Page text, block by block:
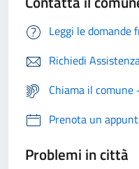
Leggi le domande
Richiedi
Chiama il
Prenota un
Problemi in città